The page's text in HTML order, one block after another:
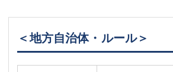
不動産登記
商業登記
＜地方自治体・ルール＞